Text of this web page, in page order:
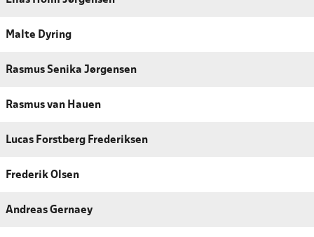
Malte Dyring
Rasmus Senika Jørgensen
Rasmus van Hauen
Lucas Forstberg Frederiksen
Frederik Olsen
Andreas Gernaey